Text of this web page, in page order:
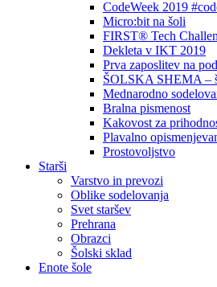
CodeWeek 2019
Micro:bit na šoli
FIRST® Tech
Dekleta v IKT 2019
Prva zaposlitev na
ŠOLSKA SHEMA –
Mednarodno
Bralna pismenost
Kakovost za
Plavalno
Prostovoljstvo
Starši
Varstvo in prevozi
Oblike sodelovanja
Svet staršev
Prehrana
Obrazci
Šolski sklad
Enote šole